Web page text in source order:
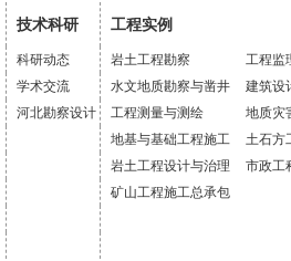
技术科研 工程实例
科研动态 岩土工程勘察
工程监
学术交流 水文地质勘察与凿井
建筑设
河北勘察设计 工程测量与测绘
地质灾
地基与基础工程施工
土石方
岩土工程设计与治理
市政工
矿山工程施工总承包